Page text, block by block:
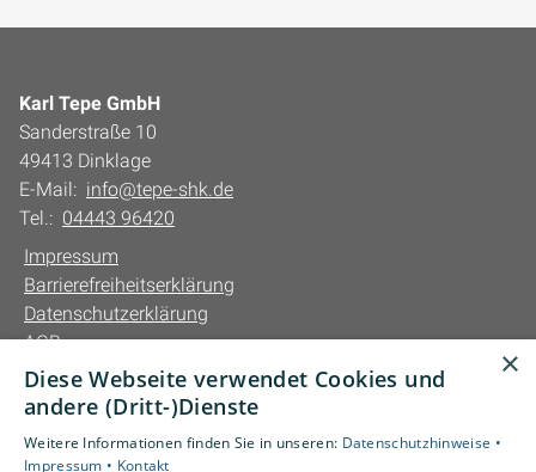
Karl Tepe GmbH
Sanderstraße 10
49413 Dinklage
E-Mail: info@tepe-shk.de
Tel.: 04443 96420
Impressum
Barrierefreiheitserklärung
Datenschutzerklärung
AGB
Unsere Bereiche
Gewerbekunden
×
Diese Webseite verwendet Cookies und
andere (Dritt-)Dienste
Weitere Informationen finden Sie in unseren: Datenschutzhinweise •
Impressum • Kontakt